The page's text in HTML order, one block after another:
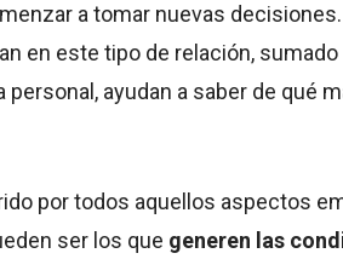
a tomar nuevas
en este tipo de relación, sumado
ayudan a saber de qué
por todos aquellos aspectos
ser los que generen las